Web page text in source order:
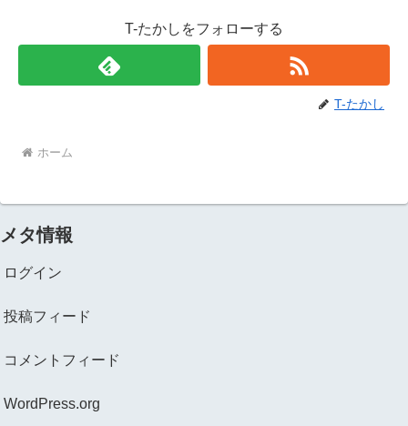
T-たかしをフォローする
T-たかし
ホーム
メタ情報
ログイン
投稿フィード
コメントフィード
WordPress.org